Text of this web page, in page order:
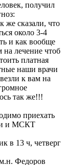
получил
же сказали, что
около 3-4
и как вообще
лечение чтоб
платная
наши врачи
к вам на
так же!!!
приехать
и МСКТ
в 13 ч, четверг
Федоров